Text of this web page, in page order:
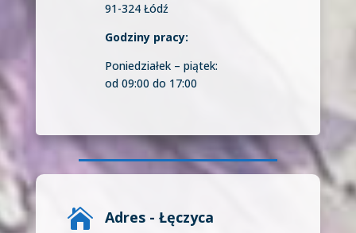
91-324 Łódź
Godziny pracy:
Poniedziałek – piątek:
od 09:00 do 17:00
 Adres - Łęczyca